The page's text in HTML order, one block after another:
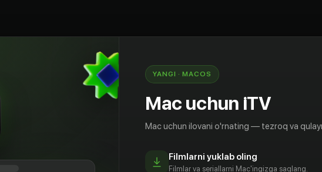
YANGI · MACOS
Mac uchun iTV
Mac uchun ilovani o'rnating — tezroq va
Filmlarni yuklab oling
Filmlar va seriallarni Mac'ingizga saqlang.